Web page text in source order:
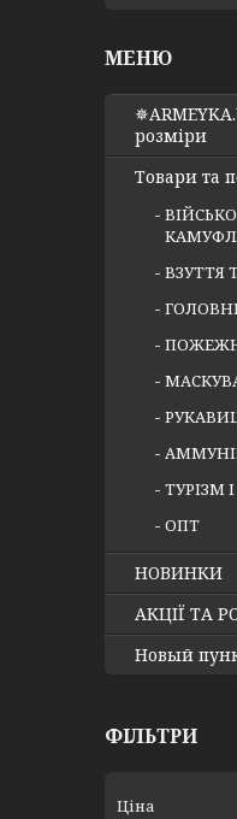
розміри
Товари та
ВЗУТТЯ
ТУРІЗМ
ОПТ
НОВИНКИ
АКЦІЇ ТА
Новый
ФІЛЬТРИ
Ціна